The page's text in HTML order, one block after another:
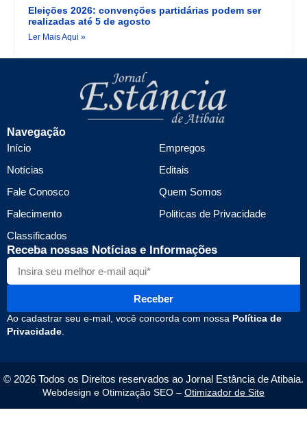
Eleições 2026: convenções partidárias podem ser
realizadas até 5 de agosto
Ler Mais Aqui »
Navegação
Início
Notícias
Fale Conosco
Falecimento
Classificados
Empregos
Editais
Quem Somos
Politicas de Privacidade
Receba nossas Notícias e Informações
Receber
Ao cadastrar seu e-mail, você concorda com nossa Política de
Privacidade.
© 2026 Todos os Direitos reservados ao Jornal Estância de Atibaia.
Webdesign e Otimização SEO – Otimizador de Site